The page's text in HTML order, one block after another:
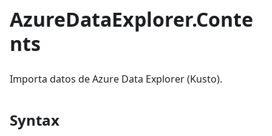
AzureDataExplorer.Conte
nts
Importa datos de Azure Data Explorer (Kusto).
Syntax